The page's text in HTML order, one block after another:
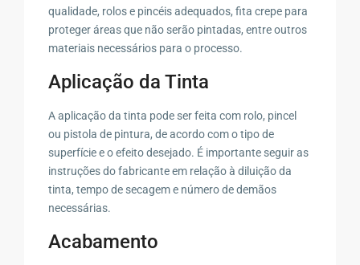
qualidade, rolos e pincéis adequados, fita crepe para
proteger áreas que não serão pintadas, entre outros
materiais necessários para o processo.
Aplicação da Tinta
A aplicação da tinta pode ser feita com rolo, pincel
ou pistola de pintura, de acordo com o tipo de
superfície e o efeito desejado. É importante seguir as
instruções do fabricante em relação à diluição da
tinta, tempo de secagem e número de demãos
necessárias.
Acabamento